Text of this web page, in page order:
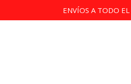
ENVÍOS A TODO